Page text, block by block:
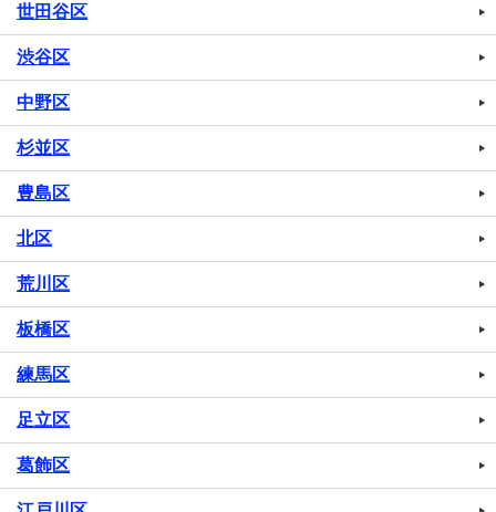
世田谷区
渋谷区
中野区
杉並区
豊島区
北区
荒川区
板橋区
練馬区
足立区
葛飾区